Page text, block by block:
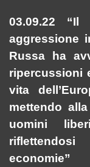
03.09.22
aggressione
Russa ha
ripercussioni
vita
mettendo
uomini
economie”